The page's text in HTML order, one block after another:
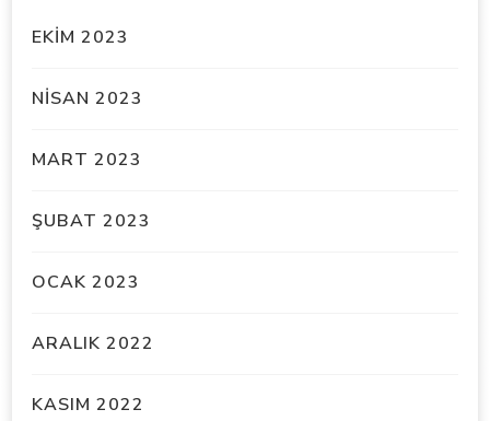
EKIM 2023
NISAN 2023
MART 2023
ŞUBAT 2023
OCAK 2023
ARALIK 2022
KASIM 2022